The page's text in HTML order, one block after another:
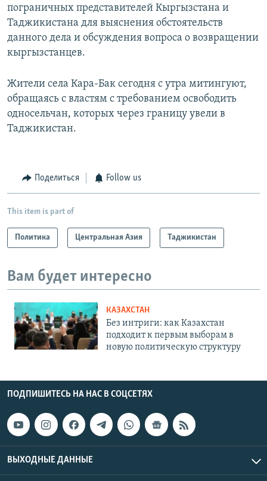
пограничных представителей Кыргызстана и
Таджикистана для выяснения обстоятельств
данного дела и обсуждения вопроса о возвращении
кыргызстанцев.
Жители села Кара-Бак сегодня с утра митингуют,
обращаясь с властям с требованием освободить
односельчан, которых через границу увели в
Таджикистан.
Поделиться Follow us
This item is part of
Политика Центральная Азия Таджикистан
Вам будет интересно
КАЗАХСТАН
Без интриги: как Казахстан
подходит к первым выборам в
новую политическую структуру
ПОДПИШИТЕСЬ НА НАС В СОЦСЕТЯХ
ВЫХОДНЫЕ ДАННЫЕ